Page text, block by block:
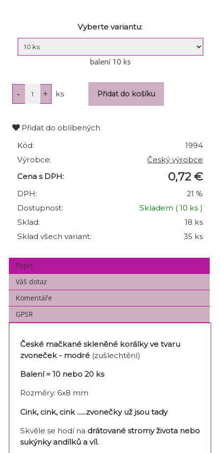
Vyberte variantu:
balení 10 ks
ks
Přidat do oblíbených
Kód:
1994
Výrobce:
Český výrobce
Cena s DPH:
0,72 €
DPH:
21 %
Dostupnost:
Skladem ( 10 ks )
Sklad:
18 ks
Sklad všech variant:
35 ks
Popis
Váš dotaz
Komentáře
GPSR
České mačkané skleněné korálky ve tvaru
zvoneček - modré (zušlechtění)
Balení = 10 nebo 20 ks
Rozměry: 6x8 mm
Cink, cink, cink ......zvonečky už jsou tady
Skvěle se hodí na drátované stromy života nebo
sukýnky andílků a víl.